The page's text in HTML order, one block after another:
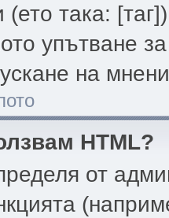
(ето така:
упътване
на
HTML?
от